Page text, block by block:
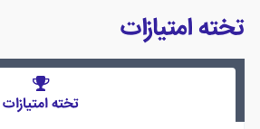
تخته امتیازات
تخته امتیازات